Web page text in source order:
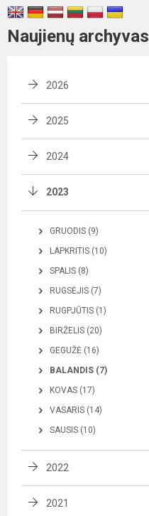
Naujienų archyvas
2026
2025
2024
2023
GRUODIS (9)
LAPKRITIS (10)
SPALIS (8)
RUGSĖJIS (7)
RUGPJŪTIS (1)
BIRŽELIS (20)
GEGUŽĖ (16)
BALANDIS (7)
KOVAS (17)
VASARIS (14)
SAUSIS (10)
2022
2021